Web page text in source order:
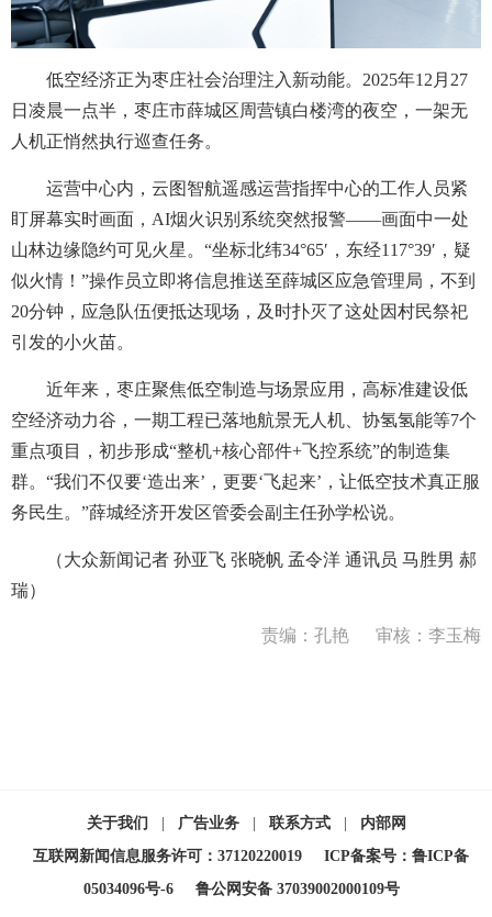
低空经济正为枣庄社会治理注入新动能。2025年12月27
日凌晨一点半，枣庄市薛城区周营镇白楼湾的夜空，一架无
人机正悄然执行巡查任务。
运营中心内，云图智航遥感运营指挥中心的工作人员紧
盯屏幕实时画面，AI烟火识别系统突然报警——画面中一处
山林边缘隐约可见火星。“坐标北纬34°65′，东经117°39′，疑
似火情！”操作员立即将信息推送至薛城区应急管理局，不到
20分钟，应急队伍便抵达现场，及时扑灭了这处因村民祭祀
引发的小火苗。
近年来，枣庄聚焦低空制造与场景应用，高标准建设低
空经济动力谷，一期工程已落地航景无人机、协氢氢能等7个
重点项目，初步形成“整机+核心部件+飞控系统”的制造集
群。“我们不仅要‘造出来’，更要‘飞起来’，让低空技术真正服
务民生。”薛城经济开发区管委会副主任孙学松说。
（大众新闻记者 孙亚飞 张晓帆 孟令洋 通讯员 马胜男 郝
瑞）
责编：孔艳 审核：李玉梅
关于我们 广告业务 联系方式
内部网
互联网新闻信息服务许可：37120220019
ICP备案号：鲁ICP备
05034096号-6
鲁公网安备 37039002000109号